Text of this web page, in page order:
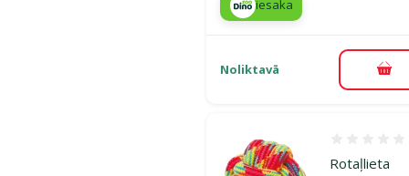
iesaka
Noliktavā
Rotaļlieta